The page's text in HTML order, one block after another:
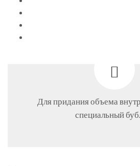
Для придания объема
специальный